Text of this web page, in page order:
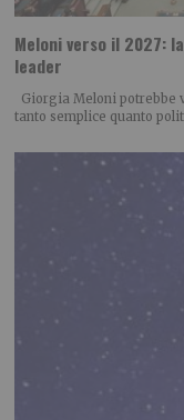
Meloni verso il 2027:
leader
Giorgia Meloni potrebbe
tanto semplice quanto